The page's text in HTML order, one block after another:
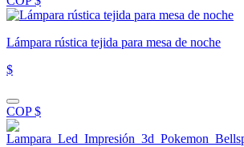
Lámpara rústica tejida para mesa de noche
$
COP $